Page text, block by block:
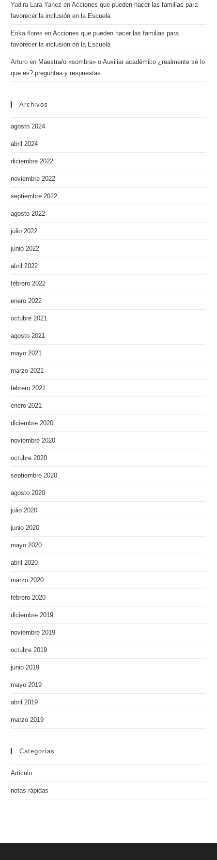
Yadira Lara Yanez enAcciones que pueden hacer las familias para
favorecer la inclusión en la Escuela
Erika flores enAcciones que pueden hacer las familias para
favorecer la inclusión en la Escuela
Arturo en Maestra/o «sombra» o Auxiliar académico ¿realmente sé lo
que es? preguntas y respuestas.
Archivos
agosto 2024
abril 2024
diciembre 2022
noviembre 2022
septiembre 2022
agosto 2022
julio 2022
junio 2022
abril 2022
febrero 2022
enero 2022
octubre 2021
agosto 2021
mayo 2021
marzo 2021
febrero 2021
enero 2021
diciembre 2020
noviembre 2020
octubre 2020
septiembre 2020
agosto 2020
julio 2020
junio 2020
mayo 2020
abril 2020
marzo 2020
febrero 2020
diciembre 2019
noviembre 2019
octubre 2019
junio 2019
mayo 2019
abril 2019
marzo 2019
Categorías
Articulo
notas rápidas